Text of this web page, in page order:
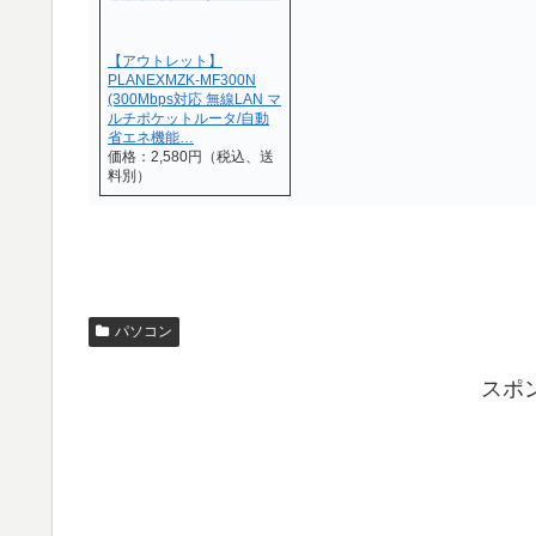
【アウトレット】
PLANEXMZK-MF300N
(300Mbps対応 無線LAN マ
ルチポケットルータ/自動
省エネ機能…
価格：2,580円（税込、送
料別）
パソコン
スポ